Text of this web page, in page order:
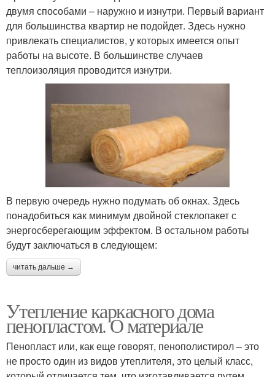
двумя способами – наружно и изнутри. Первый вариант
для большинства квартир не подойдет. Здесь нужно
привлекать специалистов, у которых имеется опыт
работы на высоте. В большинстве случаев
теплоизоляция проводится изнутри.
В первую очередь нужно подумать об окнах. Здесь
понадобиться как минимум двойной стеклопакет с
энергосберегающим эффектом. В остальном работы
будут заключаться в следующем:
читать дальше →
Утепление каркасного дома
пенопластом. О материале
Пенопласт или, как еще говорят, пенополистирол – это
не просто один из видов утеплителя, это целый класс,